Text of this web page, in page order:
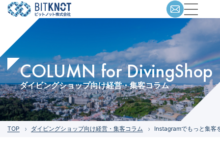
COLUMN for DivingShop
ダイビングショップ向け経営・集客コラム
TOP ダイビングショップ向け経営・集客コラム Instagramでもっと集客